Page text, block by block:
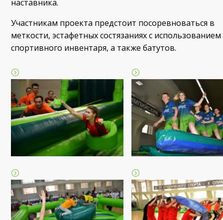
наставника.
Участникам проекта предстоит посоревноваться в
меткости, эстафетных состязаниях с использованием
спортивного инвентаря, а также батутов.